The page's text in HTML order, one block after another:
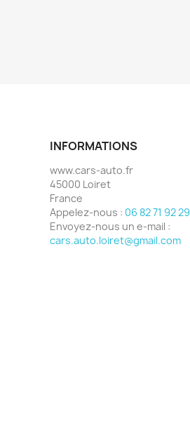
INFORMATIONS
www.cars-auto.fr
45000 Loiret
France
Appelez-nous : 06 82 71 92 29
Envoyez-nous un e-mail :
cars.auto.loiret@gmail.com